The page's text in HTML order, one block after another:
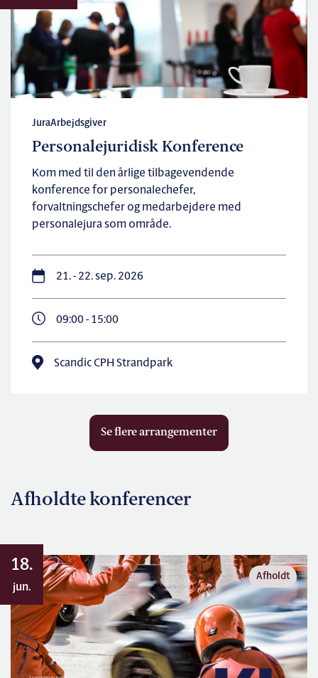
JuraArbejdsgiver
Personalejuridisk Konference
Kom med til den årlige tilbagevendende
konference for personalechefer,
forvaltningschefer og medarbejdere med
personalejura som område.
21. - 22. sep. 2026
09:00 - 15:00
Scandic CPH Strandpark
Se flere arrangementer
Afholdte konferencer
18.
jun.
Afholdt